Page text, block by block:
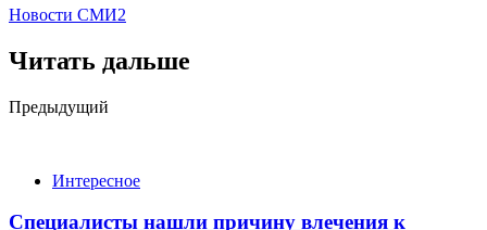
Новости СМИ2
Читать дальше
Post
Предыдущий
Интересное
Специалисты нашли причину влечения к